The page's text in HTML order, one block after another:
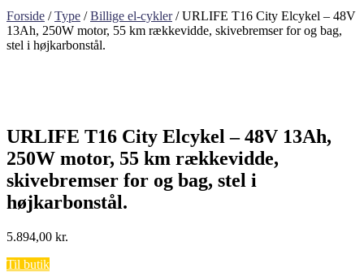
Forside /Type /Billige el-cykler/ URLIFE T16 City Elcykel – 48V
13Ah, 250W motor, 55 km rækkevidde, skivebremser for og bag,
stel i højkarbonstål.
URLIFE T16 City Elcykel – 48V 13Ah,
250W motor, 55 km rækkevidde,
skivebremser for og bag, stel i
højkarbonstål.
5.894,00 kr.
Til butik